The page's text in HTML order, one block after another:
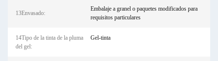
13Envasado:
Embalaje a granel o paquetes modificados para
requisitos particulares
14Tipo de la tinta de la pluma
del gel:
Gel-tinta